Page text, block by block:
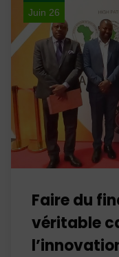
Juin 26
Faire du
véritable